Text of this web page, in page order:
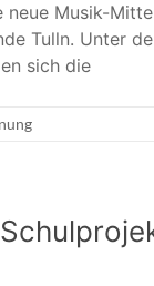
neue Musik-
Tulln. Unter
sich die